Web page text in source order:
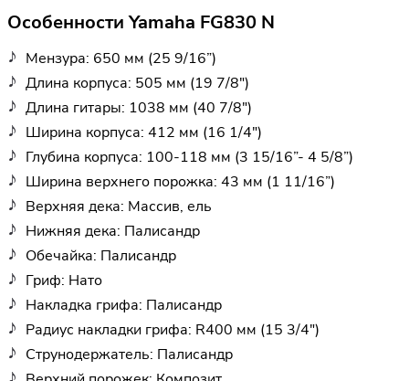
Особенности Yamaha FG830 N
Мензура: 650 мм (25 9/16”)
Длина корпуса: 505 мм (19 7/8")
Длина гитары: 1038 мм (40 7/8")
Ширина корпуса: 412 мм (16 1/4")
Глубина корпуса: 100-118 мм (3 15/16”- 4 5/8”)
Ширина верхнего порожка: 43 мм (1 11/16”)
Верхняя дека: Массив, ель
Нижняя дека: Палисандр
Обечайка: Палисандр
Гриф: Нато
Накладка грифа: Палисандр
Радиус накладки грифа: R400 мм (15 3/4")
Струнодержатель: Палисандр